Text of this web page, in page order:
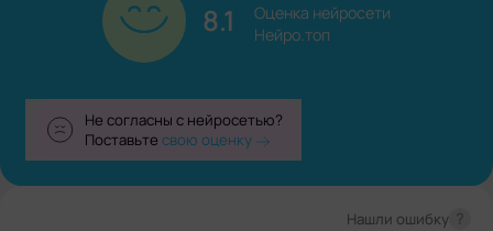
8.1
Оценка нейросети
Нейро.топ
Не согласны с нейросетью?
Поставьтесвою оценку
Нашли ошибку